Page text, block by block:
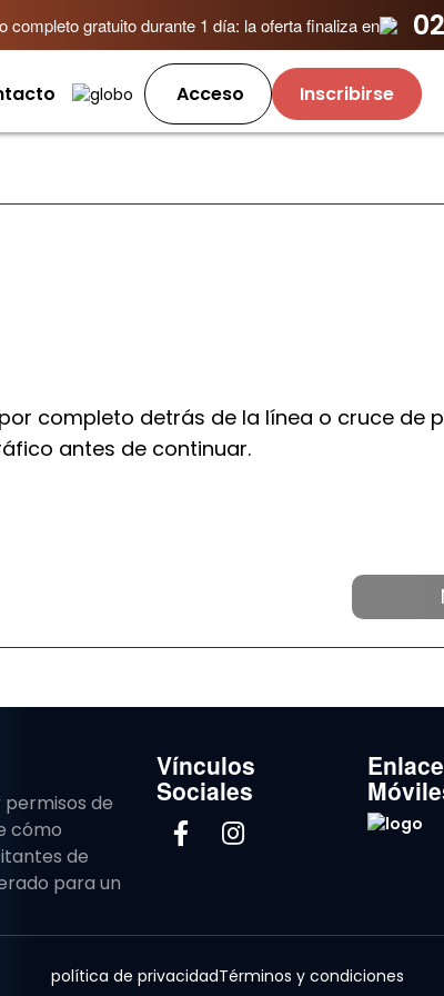
gratuito durante 1 día: la oferta finaliza en
Acceso Inscribirse
completo detrás de la línea o cruce de
antes de continuar.
permisos de
cómo
de
para un
Vínculos
Sociales
política de privacidadTérminos y condiciones